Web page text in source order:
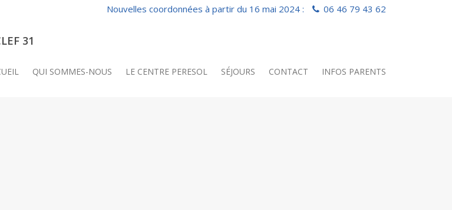
Nouvelles coordonnées à partir du 16 mai 2024 : 06 46 79 43 62
31
QUI SOMMES-NOUS LE CENTRE PERESOL SÉJOURS CONTACT INFOS PARENTS